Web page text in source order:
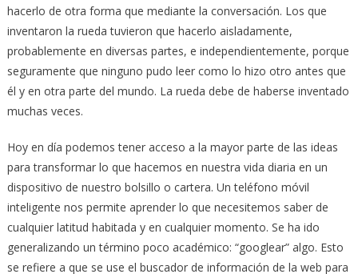
hacerlo de otra forma que mediante la conversación. Los que
inventaron la rueda tuvieron que hacerlo aisladamente,
probablemente en diversas partes, e independientemente, porque
seguramente que ninguno pudo leer como lo hizo otro antes que
él y en otra parte del mundo. La rueda debe de haberse inventado
muchas veces.
Hoy en día podemos tener acceso a la mayor parte de las ideas
para transformar lo que hacemos en nuestra vida diaria en un
dispositivo de nuestro bolsillo o cartera. Un teléfono móvil
inteligente nos permite aprender lo que necesitemos saber de
cualquier latitud habitada y en cualquier momento. Se ha ido
generalizando un término poco académico: “googlear” algo. Esto
se refiere a que se use el buscador de información de la web para